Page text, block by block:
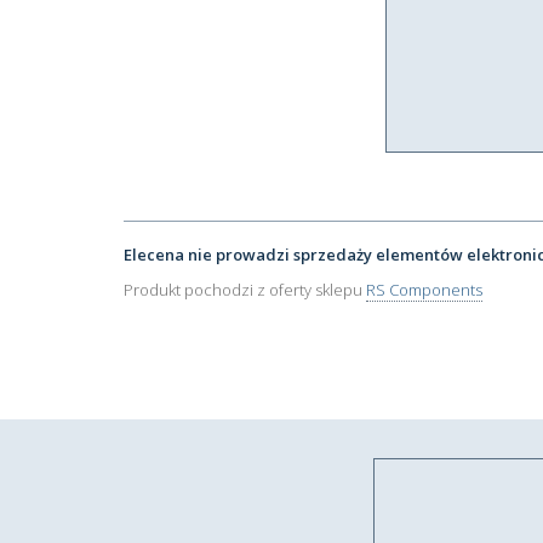
Elecena nie prowadzi sprzedaży elementów
Produkt pochodzi z oferty sklepu RS Components